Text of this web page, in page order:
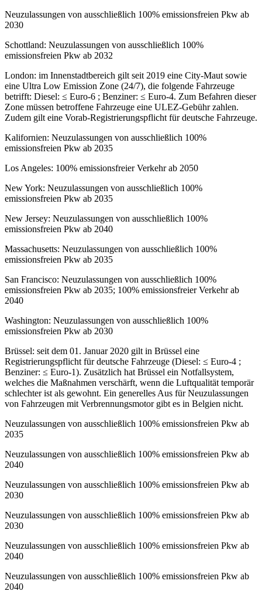
Neuzulassungen von ausschließlich 100% emissionsfreien Pkw ab
2030
Schottland: Neuzulassungen von ausschließlich 100%
emissionsfreien Pkw ab 2032
London: im Innenstadtbereich gilt seit 2019 eine City-Maut sowie
eine Ultra Low Emission Zone (24/7), die folgende Fahrzeuge
betrifft: Diesel: ≤ Euro-6 ; Benziner: ≤ Euro-4. Zum Befahren dieser
Zone müssen betroffene Fahrzeuge eine ULEZ-Gebühr zahlen.
Zudem gilt eine Vorab-Registrierungspflicht für deutsche Fahrzeuge.
Kalifornien: Neuzulassungen von ausschließlich 100%
emissionsfreien Pkw ab 2035
Los Angeles: 100% emissionsfreier Verkehr ab 2050
New York: Neuzulassungen von ausschließlich 100%
emissionsfreien Pkw ab 2035
New Jersey: Neuzulassungen von ausschließlich 100%
emissionsfreien Pkw ab 2040
Massachusetts: Neuzulassungen von ausschließlich 100%
emissionsfreien Pkw ab 2035
San Francisco: Neuzulassungen von ausschließlich 100%
emissionsfreien Pkw ab 2035; 100% emissionsfreier Verkehr ab
2040
Washington: Neuzulassungen von ausschließlich 100%
emissionsfreien Pkw ab 2030
Brüssel: seit dem 01. Januar 2020 gilt in Brüssel eine
Registrierungspflicht für deutsche Fahrzeuge (Diesel: ≤ Euro-4 ;
Benziner: ≤ Euro-1). Zusätzlich hat Brüssel ein Notfallsystem,
welches die Maßnahmen verschärft, wenn die Luftqualität temporär
schlechter ist als gewohnt. Ein generelles Aus für Neuzulassungen
von Fahrzeugen mit Verbrennungsmotor gibt es in Belgien nicht.
Neuzulassungen von ausschließlich 100% emissionsfreien Pkw ab
2035
Neuzulassungen von ausschließlich 100% emissionsfreien Pkw ab
2040
Neuzulassungen von ausschließlich 100% emissionsfreien Pkw ab
2030
Neuzulassungen von ausschließlich 100% emissionsfreien Pkw ab
2030
Neuzulassungen von ausschließlich 100% emissionsfreien Pkw ab
2040
Neuzulassungen von ausschließlich 100% emissionsfreien Pkw ab
2040